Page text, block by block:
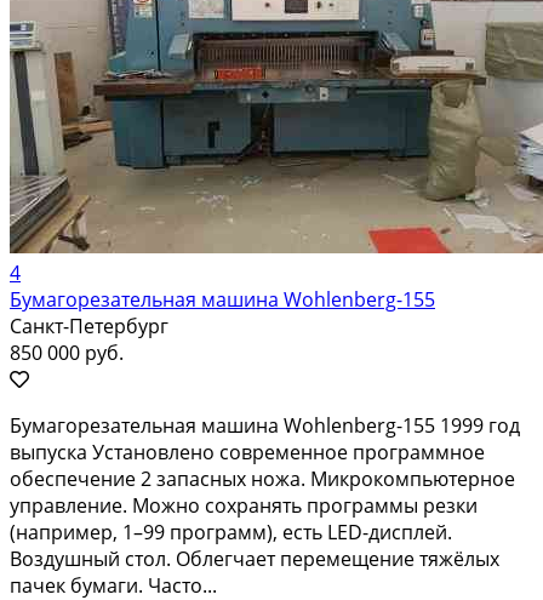
4
Бумагорезательная машина Wohlenberg-155
Санкт-Петербург
850 000 руб.
Бумагорезательная машина Wohlenberg-155 1999 год
выпуска Установлено современное программное
обеспечение 2 запасных ножа. Микрокомпьютерное
управление. Можно сохранять программы резки
(например, 1–99 программ), есть LED-дисплей.
Воздушный стол. Облегчает перемещение тяжёлых
пачек бумаги. Часто...